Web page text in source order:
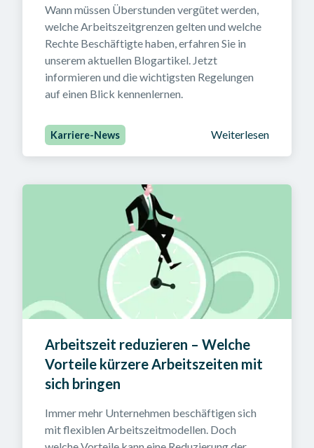
Wann müssen Überstunden vergütet werden,
welche Arbeitszeitgrenzen gelten und welche
Rechte Beschäftigte haben, erfahren Sie in
unserem aktuellen Blogartikel. Jetzt
informieren und die wichtigsten Regelungen
auf einen Blick kennenlernen.
Karriere-News Weiterlesen
Arbeitszeit reduzieren – Welche
Vorteile kürzere Arbeitszeiten mit
sich bringen
Immer mehr Unternehmen beschäftigen sich
mit flexiblen Arbeitszeitmodellen. Doch